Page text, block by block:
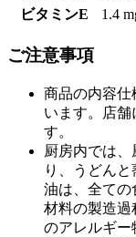
ビタミンE
1.4
ご注意事項
商品の内容仕
います。店舗
す。
厨房内では
り、うどん
油は、全ての
材料の製造過
のアレルギー